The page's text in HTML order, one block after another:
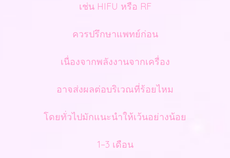
เช่น HIFU หรือ RF
ควรปรึกษาแพทย์ก่อน
เนื่องจากพลังงานจากเครื่อง
อาจส่งผลต่อบริเวณที่ร้อยไหม
โดยทั่วไปมักแนะนำให้เว้นอย่างน้อย
1–3 เดือน